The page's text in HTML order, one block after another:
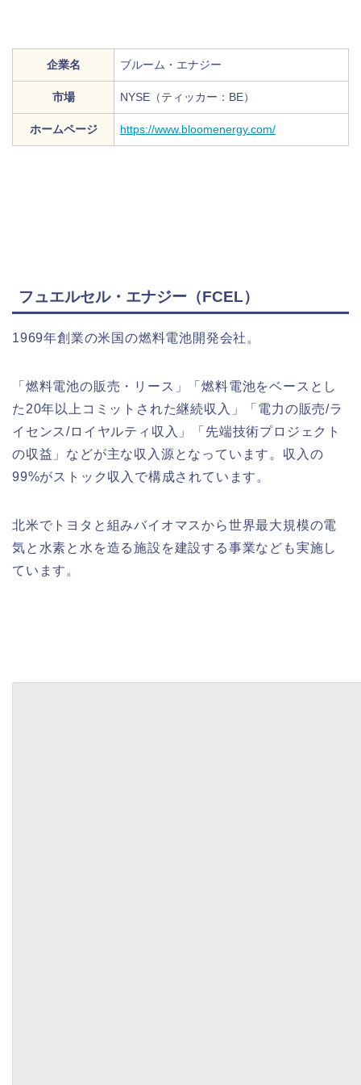
企業名 ブルーム・エナジー
市場 NYSE（ティッカー：BE）
ホームページ https://www.bloomenergy.com/
フュエルセル・エナジー（FCEL）
1969年創業の米国の燃料電池開発会社。
「燃料電池の販売・リース」「燃料電池をベースとし
た20年以上コミットされた継続収入」「電力の販売/ラ
イセンス/ロイヤルティ収入」「先端技術プロジェクト
の収益」などが主な収入源となっています。収入の
99%がストック収入で構成されています。
北米でトヨタと組みバイオマスから世界最大規模の電
気と水素と水を造る施設を建設する事業なども実施し
ています。